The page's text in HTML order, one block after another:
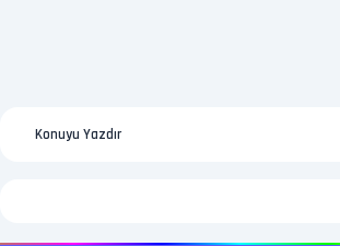
Konuyu Yazdır